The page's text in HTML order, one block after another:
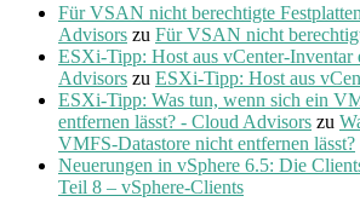
Für VSAN nicht berechtigte
Advisors zu Für VSAN nicht
ESXi-Tipp: Host aus vCenter-Inventar
Advisors zu ESXi-Tipp: Host aus
ESXi-Tipp: Was tun, wenn sich ein
entfernen lässt? - Cloud Advisors zu
VMFS-Datastore nicht entfernen lässt?
Neuerungen in vSphere 6.5: Die
Teil 8 – vSphere-Clients